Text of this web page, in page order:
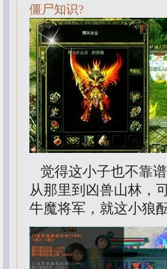
僵尸知识?
觉得这小子也不靠
从那里到凶兽山林，
牛魔将军，就这小狼